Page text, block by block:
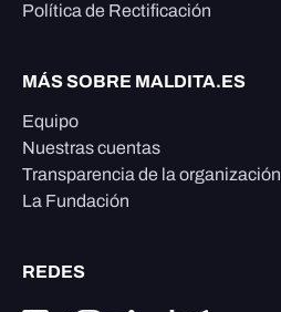
Política de Rectificación
MÁS SOBRE MALDITA.ES
Equipo
Nuestras cuentas
Transparencia de la organización
La Fundación
REDES